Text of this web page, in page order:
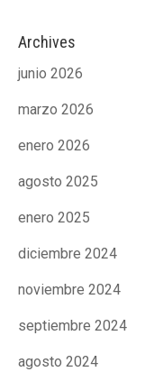
Archives
junio 2026
marzo 2026
enero 2026
agosto 2025
enero 2025
diciembre 2024
noviembre 2024
septiembre 2024
agosto 2024